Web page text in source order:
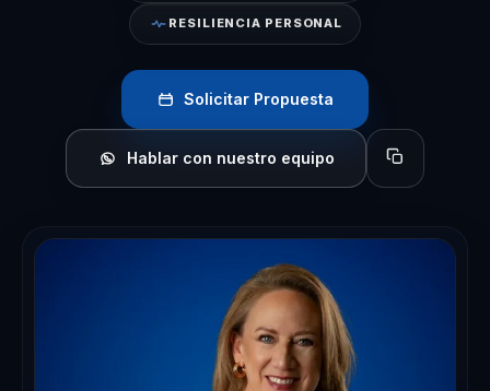
RESILIENCIA PERSONAL
Solicitar Propuesta
Hablar con nuestro equipo Copiar perfil